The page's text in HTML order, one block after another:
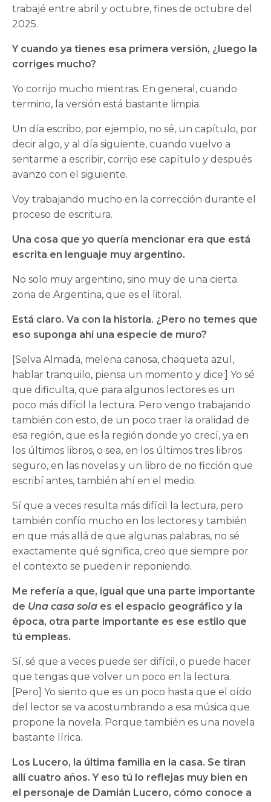
trabajé entre abril y octubre, fines de octubre del
2025.
Y cuando ya tienes esa primera versión, ¿luego la
corriges mucho?
Yo corrijo mucho mientras. En general, cuando
termino, la versión está bastante limpia.
Un día escribo, por ejemplo, no sé, un capítulo, por
decir algo, y al día siguiente, cuando vuelvo a
sentarme a escribir, corrijo ese capítulo y después
avanzo con el siguiente.
Voy trabajando mucho en la corrección durante el
proceso de escritura.
Una cosa que yo quería mencionar era que está
escrita en lenguaje muy argentino.
No solo muy argentino, sino muy de una cierta
zona de Argentina, que es el litoral.
Está claro. Va con la historia. ¿Pero no temes que
eso suponga ahí una especie de muro?
[Selva Almada, melena canosa, chaqueta azul,
hablar tranquilo, piensa un momento y dice:] Yo sé
que dificulta, que para algunos lectores es un
poco más difícil la lectura. Pero vengo trabajando
también con esto, de un poco traer la oralidad de
esa región, que es la región donde yo crecí, ya en
los últimos libros, o sea, en los últimos tres libros
seguro, en las novelas y un libro de no ficción que
escribí antes, también ahí en el medio.
Sí que a veces resulta más difícil la lectura, pero
también confío mucho en los lectores y también
en que más allá de que algunas palabras, no sé
exactamente qué significa, creo que siempre por
el contexto se pueden ir reponiendo.
Me refería a que, igual que una parte importante
de Una casa sola es el espacio geográfico y la
época, otra parte importante es ese estilo que
tú empleas.
Sí, sé que a veces puede ser difícil, o puede hacer
que tengas que volver un poco en la lectura.
[Pero] Yo siento que es un poco hasta que el oído
del lector se va acostumbrando a esa música que
propone la novela. Porque también es una novela
bastante lírica.
Los Lucero, la última familia en la casa. Se tiran
allí cuatro años. Y eso tú lo reflejas muy bien en
el personaje de Damián Lucero, cómo conoce a